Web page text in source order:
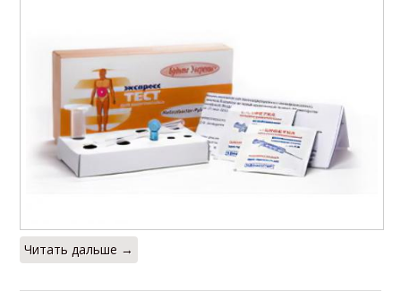
Читать дальше →